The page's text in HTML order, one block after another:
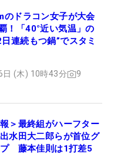
のドラコン女子が大会
！「40°近い気温」の
連続もつ鍋”でスタミ
(木) 10時43分 9
＞最終組がハーフター
水田大二郎らが首位グ
藤本佳則は1打差5